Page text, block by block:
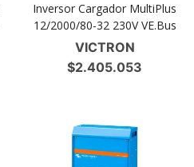
Inversor Cargador MultiPlus
12/2000/80-32 230V VE.Bus
VICTRON
$2.405.053